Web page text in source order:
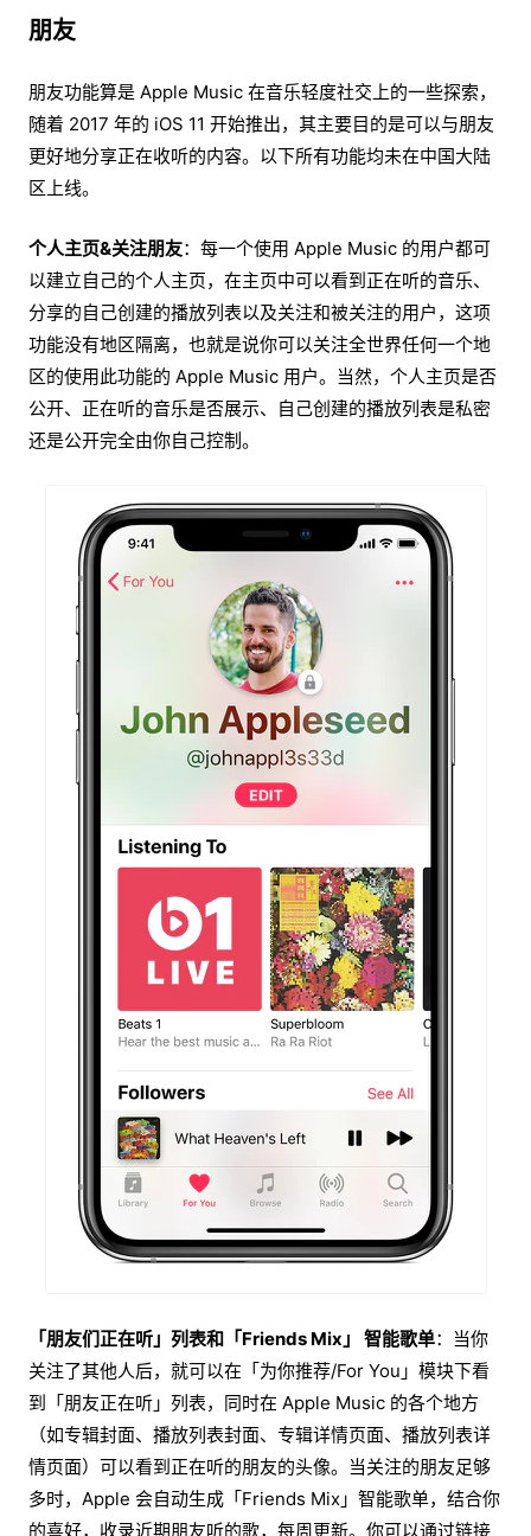
朋友
朋友功能算是 Apple Music 在音乐轻度社交上的一些探索，
随着 2017 年的 iOS 11 开始推出，其主要目的是可以与朋友
更好地分享正在收听的内容。以下所有功能均未在中国大陆
区上线。
个人主页&关注朋友：每一个使用 Apple Music 的用户都可
以建立自己的个人主页，在主页中可以看到正在听的音乐、
分享的自己创建的播放列表以及关注和被关注的用户，这项
功能没有地区隔离，也就是说你可以关注全世界任何一个地
区的使用此功能的 Apple Music 用户。当然，个人主页是否
公开、正在听的音乐是否展示、自己创建的播放列表是私密
还是公开完全由你自己控制。
「朋友们正在听」列表和「Friends Mix」 智能歌单：当你
关注了其他人后，就可以在「为你推荐/For You」模块下看
到「朋友正在听」列表，同时在 Apple Music 的各个地方
（如专辑封面、播放列表封面、专辑详情页面、播放列表详
情页面）可以看到正在听的朋友的头像。当关注的朋友足够
多时，Apple 会自动生成「Friends Mix」智能歌单，结合你
的喜好，收录近期朋友听的歌，每周更新。你可以通过链接